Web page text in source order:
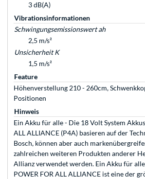
3 dB(A)
Vibrationsinformationen
Schwingungsemissionswert ah
2,5 m/s²
Unsicherheit K
1,5 m/s²
Feature
Höhenverstellung 210 - 260cm,
Positionen
Hinweis
Ein Akku für alle - Die 18 Volt System
ALL ALLIANCE (P4A) basieren auf der
Bosch, können aber auch
zahlreichen weiteren Produkten anderer
Allianz verwendet werden. Ein Akku für
POWER FOR ALL ALLIANCE ist eine der